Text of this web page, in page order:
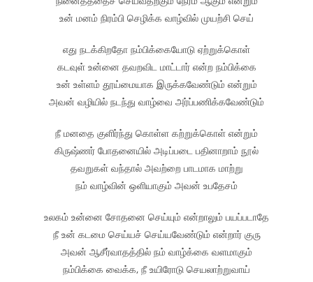
உன் மனம் நிரம்பி செழிக்க வாழ்வில் முயற்சி செய்
எது நடக்கிறதோ நம்பிக்கையோடு ஏற்றுக்கொள்
கடவுள் உன்னை தவறவிட மாட்டார் என்ற நம்பிக்கை
உன் உள்ளம் தூய்மையாக இருக்கவேண்டும் என்றும்
அவன் வழியில் நடந்து வாழ்வை அர்ப்பணிக்கவேண்டும்
நீ மனதை குளிர்ந்து கொள்ள கற்றுக்கொள் என்றும்
கிருஷ்ணர் போதனையில் அடிப்படை பதினாறாம் நூல்
தவறுகள் வந்தால் அவற்றை பாடமாக மாற்று
நம் வாழ்வின் ஒளியாகும் அவன் உபதேசம்
உலகம் உன்னை சோதனை செய்யும் என்றாலும் பயப்படாதே
நீ உன் கடமை செய்யச் செய்யவேண்டும் என்றார் குரு
அவன் ஆசீர்வாதத்தில் நம் வாழ்க்கை வளமாகும்
நம்பிக்கை வைக்க, நீ உயிரோடு செயலாற்றுவாய்